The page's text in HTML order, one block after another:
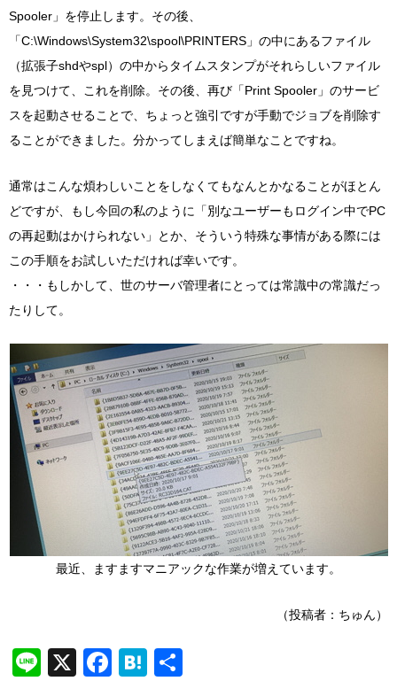
Spooler」を停止します。その後、
「C:\Windows\System32\spool\PRINTERS」の中にあるファイル
（拡張子shdやspl）の中からタイムスタンプがそれらしいファイル
を見つけて、これを削除。その後、再び「Print Spooler」のサービ
スを起動させることで、ちょっと強引ですが手動でジョブを削除す
ることができました。分かってしまえば簡単なことですね。
通常はこんな煩わしいことをしなくてもなんとかなることがほとん
どですが、もし今回の私のように「別なユーザーもログイン中でPC
の再起動はかけられない」とか、そういう特殊な事情がある際には
この手順をお試しいただければ幸いです。
・・・もしかして、世のサーバ管理者にとっては常識中の常識だっ
たりして。
最近、ますますマニアックな作業が増えています。
（投稿者：ちゅん）
Line
X Facebook
Hatena